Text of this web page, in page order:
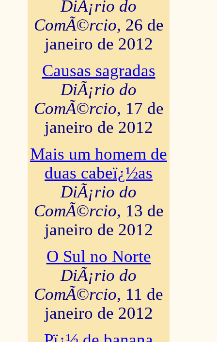
DiÃ¡rio do
ComÃ©rcio, 26 de
janeiro de 2012
Causas sagradas
DiÃ¡rio do
ComÃ©rcio, 17 de
janeiro de 2012
Mais um homem de
duas cabeï¿½as
DiÃ¡rio do
ComÃ©rcio, 13 de
janeiro de 2012
O Sul no Norte
DiÃ¡rio do
ComÃ©rcio, 11 de
janeiro de 2012